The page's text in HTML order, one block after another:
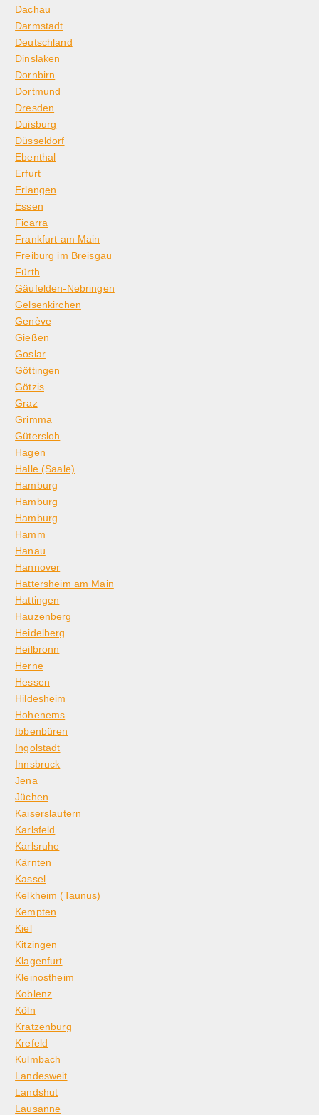
Dachau
Darmstadt
Deutschland
Dinslaken
Dornbirn
Dortmund
Dresden
Duisburg
Düsseldorf
Ebenthal
Erfurt
Erlangen
Essen
Ficarra
Frankfurt am Main
Freiburg im Breisgau
Fürth
Gäufelden-Nebringen
Gelsenkirchen
Genève
Gießen
Goslar
Göttingen
Götzis
Graz
Grimma
Gütersloh
Hagen
Halle (Saale)
Hamburg
Hamburg
Hamburg
Hamm
Hanau
Hannover
Hattersheim am Main
Hattingen
Hauzenberg
Heidelberg
Heilbronn
Herne
Hessen
Hildesheim
Hohenems
Ibbenbüren
Ingolstadt
Innsbruck
Jena
Jüchen
Kaiserslautern
Karlsfeld
Karlsruhe
Kärnten
Kassel
Kelkheim (Taunus)
Kempten
Kiel
Kitzingen
Klagenfurt
Kleinostheim
Koblenz
Köln
Kratzenburg
Krefeld
Kulmbach
Landesweit
Landshut
Lausanne